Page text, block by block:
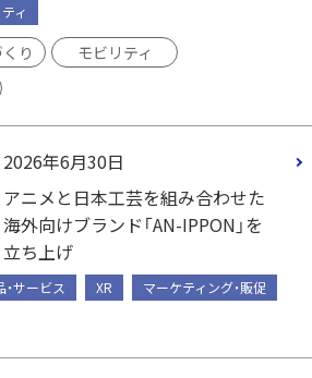
ィ
り
モビリティ
2026年6月30日
アニメと日本工芸を組み合わせた
海外向けブランド「AN-IPPON」を
立ち上げ
・サービス XR
マーケティング・販促